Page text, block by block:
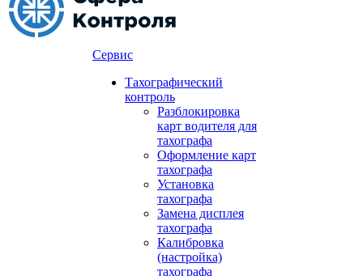
Сервис
Тахографический
контроль
Разблокировка
карт водителя для
тахографа
Оформление карт
тахографа
Установка
тахографа
Замена дисплея
тахографа
Калибровка
(настройка)
тахографа